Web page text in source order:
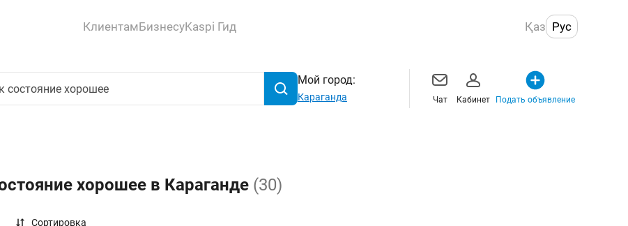
КлиентамБизнесуKaspi Гид Қаз Рус
Мой город:
Караганда Чат Кабинет Подать объявление
хорошее в Караганде (30)
Сортировка